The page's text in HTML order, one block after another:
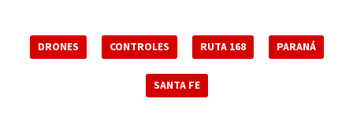
DRONES CONTROLES RUTA 168 PARANÁ
SANTA FE